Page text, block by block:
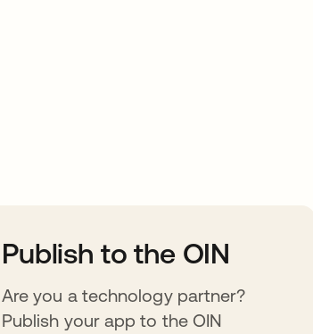
Publish to the OIN
Are you a technology partner?
Publish your app to the OIN